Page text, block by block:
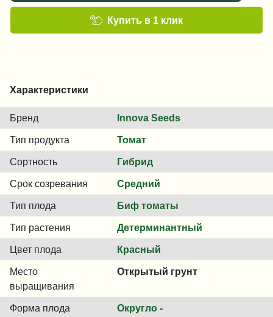
Купить в 1 клик
Характеристики
Бренд Innova Seeds
Тип продукта Томат
Сортность Гибрид
Срок созревания Средний
Тип плода Биф томаты
Тип растения Детерминантный
Цвет плода Красный
Место
выращивания
Открытый грунт
Форма плода
Округло -